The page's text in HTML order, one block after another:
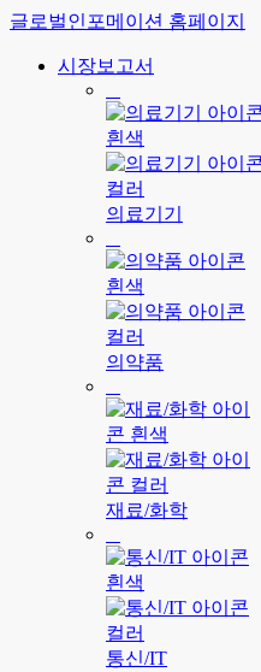
글로벌인포메이션 홈페이지
시장보고서
의료기기
의약품
재료/화학
통신/IT